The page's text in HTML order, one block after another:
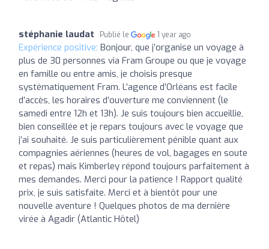
stéphanie laudat Publié le 1 year ago
Expérience positive: Bonjour, que j’organise un voyage à
plus de 30 personnes via Fram Groupe ou que je voyage
en famille ou entre amis, je choisis presque
systématiquement Fram. L’agence d’Orléans est facile
d’accès, les horaires d’ouverture me conviennent (le
samedi entre 12h et 13h). Je suis toujours bien accueillie,
bien conseillée et je repars toujours avec le voyage que
j’ai souhaité. Je suis particulièrement pénible quant aux
compagnies aériennes (heures de vol, bagages en soute
et repas) mais Kimberley répond toujours parfaitement à
mes demandes. Merci pour la patience ! Rapport qualité
prix, je suis satisfaite. Merci et à bientôt pour une
nouvelle aventure ! Quelques photos de ma dernière
virée à Agadir (Atlantic Hôtel)